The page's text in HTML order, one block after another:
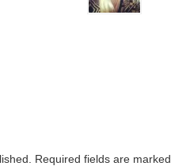
Required fields are marked